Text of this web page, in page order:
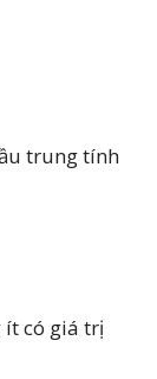
trung tính
ít có giá trị